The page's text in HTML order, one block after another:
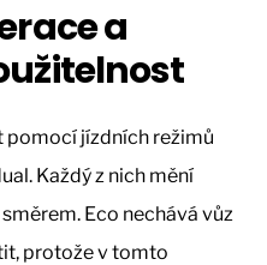
a
pomocí jízdních režimů
Každý z nich mění
Eco nechává vůz
protože v tomto